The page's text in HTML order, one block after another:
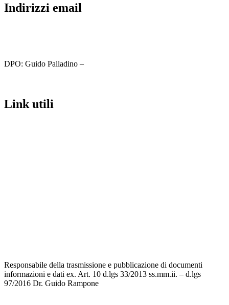
indirizzi email
DPO: Guido Palladino –
link utili
Responsabile della trasmissione e pubblicazione di documenti
informazioni e dati ex. Art. 10 d.lgs 33/2013 ss.mm.ii. – d.lgs
97/2016 Dr. Guido Rampone